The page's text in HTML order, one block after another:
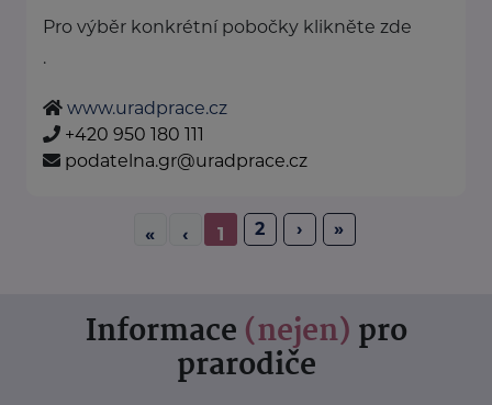
Pro výběr konkrétní pobočky klikněte zde
.
www.uradprace.cz
+420 950 180 111
podatelna.gr@uradprace.cz
« ‹ 1 2 › »
Informace (nejen) pro
prarodiče